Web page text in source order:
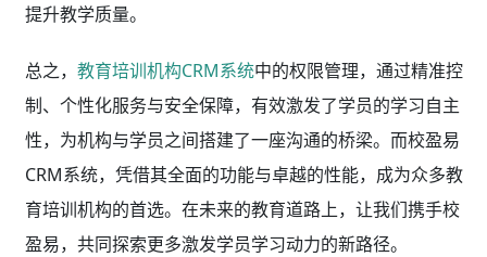
提升教学质量。
总之， 教育培训机构CRM系统中的权限管理，通过精准控
制、个性化服务与安全保障，有效激发了学员的学习自主
性，为机构与学员之间搭建了一座沟通的桥梁。而校盈易
CRM系统，凭借其全面的功能与卓越的性能，成为众多教
育培训机构的首选。在未来的教育道路上，让我们携手校
盈易，共同探索更多激发学员学习动力的新路径。